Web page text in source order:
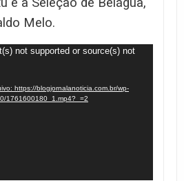
e a Seleção de Belágua,
Melo.
not supported or source(s) not
https://blogjornalanoticia.com.br/wp-
1761600180_1.mp4?_=2